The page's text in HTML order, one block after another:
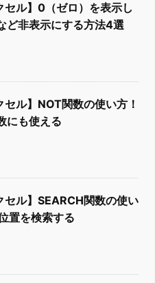
セル】0（ゼロ）を表示し
ど非表示にする方法4選
セル】NOT関数の使い方！
にも使える
セル】SEARCH関数の使い
置を検索する